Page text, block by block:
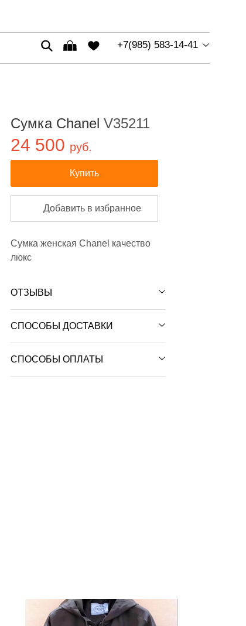
+7(985) 583-14-41
Сумка Chanel V35211
24 500 руб.
Купить
Добавить в избранное
Сумка женская Chanel качество
люкс
ОТЗЫВЫ
СПОСОБЫ ДОСТАВКИ
СПОСОБЫ ОПЛАТЫ